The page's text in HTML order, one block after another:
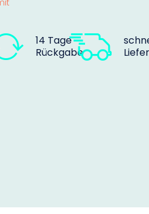
14 Tage
Rückgabe